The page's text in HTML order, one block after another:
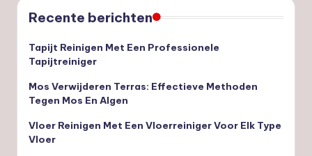
Recente berichten
Tapijt Reinigen Met Een Professionele
Tapijtreiniger
Mos Verwijderen Terras: Effectieve Methoden
Tegen Mos En Algen
Vloer Reinigen Met Een Vloerreiniger Voor Elk Type
Vloer